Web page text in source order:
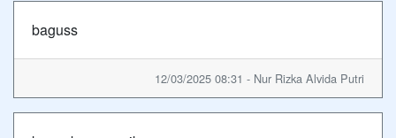
baguss
12/03/2025 08:31 - Nur Rizka Alvida Putri